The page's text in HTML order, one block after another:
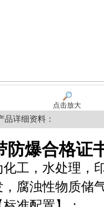
点击放大
品详细资料：
防爆合格证
化工，水处理，
，腐浊性物质储